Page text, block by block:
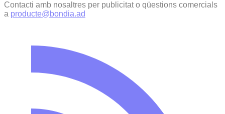
Contacti amb nosaltres per publicitat o qüestions comercials
a producte@bondia.ad